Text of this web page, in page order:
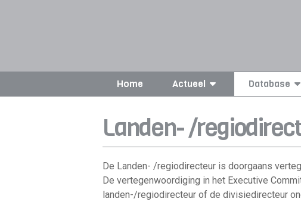
Home Actueel Database
Landen- /
De Landen- /regiodirecteur is doorgaans
De vertegenwoordiging in het Executive
landen-/regiodirecteur of de divisiedirecteur